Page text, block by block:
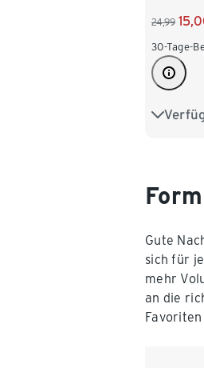
24,99
30-Tage-
75B
Gute
sich für
mehr
an die